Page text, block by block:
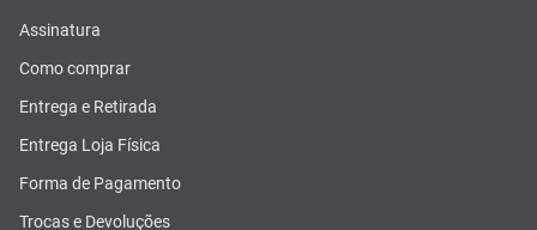
Assinatura
Como comprar
Entrega e Retirada
Entrega Loja Física
Forma de Pagamento
Trocas e Devoluções